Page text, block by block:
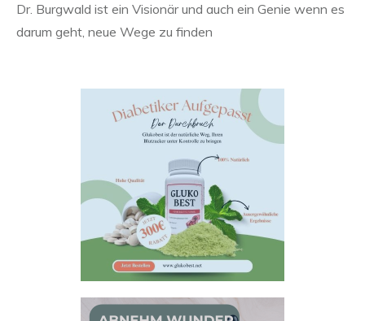
Dr. Burgwald ist ein Visionär und auch ein Genie wenn es
darum geht, neue Wege zu finden